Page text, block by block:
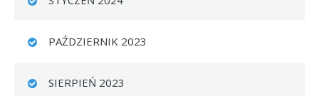
PAŹDZIERNIK 2023
SIERPIEŃ 2023